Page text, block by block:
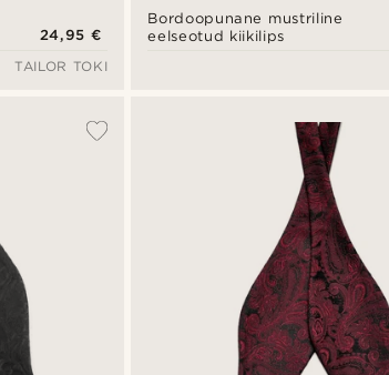
24,95 €
TAILOR TOKI
Bordoopunane mustriline
eelseotud kiikilips